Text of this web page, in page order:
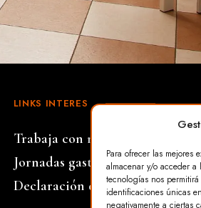
Para ofrecer las mejores
almacenar y/o acceder
tecnologías nos
identificaciones únicas
negativamente a ciertas
LINKS INTERES
Trabaja con nosotros
Jornadas gastronómicas
Declaración de Accesibilidad